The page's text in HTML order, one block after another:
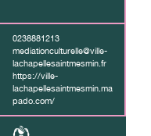
0238881213
mediationculturelle@ville-
lachapellesaintmesmin.fr
https://ville-
lachapellesaintmesmin.ma
pado.com/